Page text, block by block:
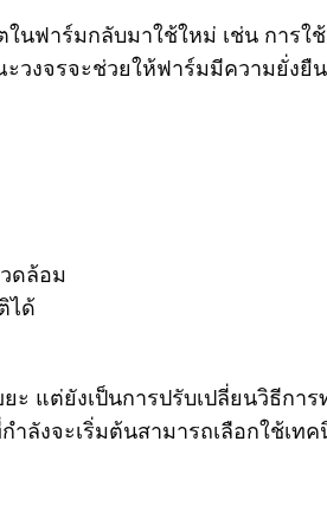
นฟาร์มกลับมาใช้ใหม่ เช่น การ
วงจรจะช่วยให้ฟาร์มมีความยั่งยื
ดล้อม
ได้
แต่ยังเป็นการปรับเปลี่ยนวิธีก
ำลังจะเริ่มต้นสามารถเลือกใช้